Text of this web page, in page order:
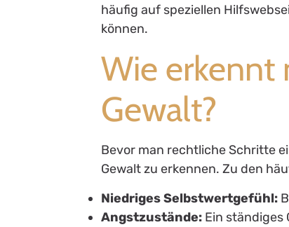
häufig auf speziellen
können.
Wie erkennt
Gewalt?
Bevor man rechtliche Schritte
Gewalt zu erkennen. Zu den
Niedriges Selbstwertgefühl:
Angstzustände: Ein ständiges